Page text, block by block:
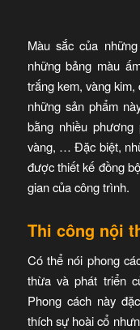
Màu sắc của
những bảng màu
trắng kem, vàng
những sản phẩm
bằng nhiều
vàng, … Đặc biệt,
được thiết kế đồng
gian của công trình.
Thi công nội
Có thể nói phong
thừa và phát triển
Phong cách này
thích sự hoài cổ